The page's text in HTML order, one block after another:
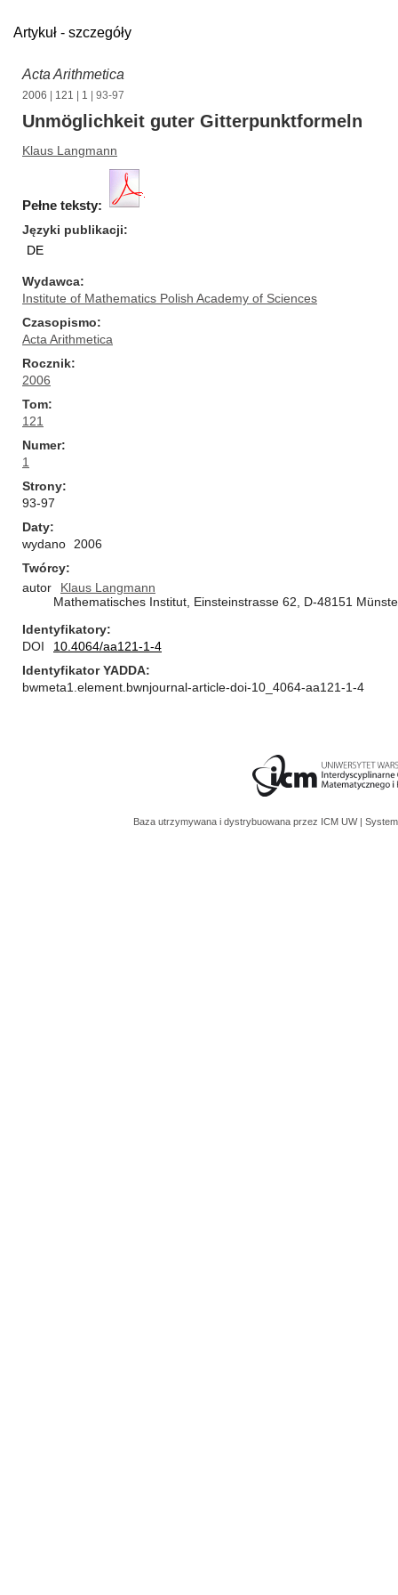
Artykuł - szczegóły
Acta Arithmetica
2006 121 1 | 93-97
Unmöglichkeit guter Gitterpunktformeln
Klaus Langmann
Pełne teksty:
Języki publikacji
DE
Wydawca
Institute of Mathematics Polish Academy of Sciences
Czasopismo
Acta Arithmetica
Rocznik
2006
Tom
121
Numer
1
Strony
93-97
Daty
wydano
2006
Twórcy
autor
Klaus Langmann
Mathematisches Institut, Einsteinstrasse 62, D-48151
Identyfikatory
DOI
10.4064/aa121-1-4
Identyfikator YADDA
bwmeta1.element.bwnjournal-article-doi-10_4064-aa121-1-4
Baza utrzymywana i dystrybuowana przez ICM UW |